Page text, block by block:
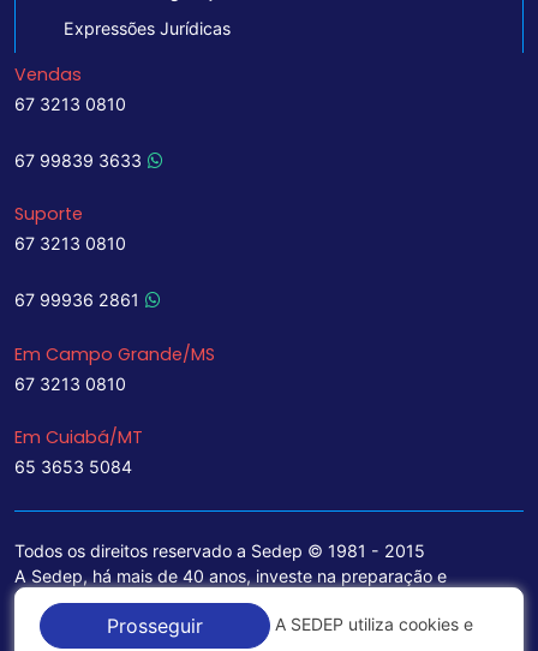
Expressões Jurídicas
Vendas
67 3213 0810
67 99839 3633
Suporte
67 3213 0810
67 99936 2861
Em Campo Grande/MS
67 3213 0810
Em Cuiabá/MT
65 3653 5084
Todos os direitos reservado a Sedep © 1981 - 2015
A Sedep, há mais de 40 anos, investe na preparação e
treinamento de funcionários e na aquisição de tecnologia de
ponta para a ampliação de seu portfólio de serviços voltados
Prosseguir A SEDEP utiliza cookies e